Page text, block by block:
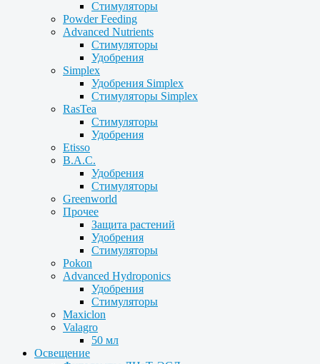
Стимуляторы
Powder Feeding
Advanced Nutrients
Стимуляторы
Удобрения
Simplex
Удобрения Simplex
Стимуляторы Simplex
RasTea
Стимуляторы
Удобрения
Etisso
B.A.C.
Удобрения
Стимуляторы
Greenworld
Прочее
Защита растений
Удобрения
Стимуляторы
Pokon
Advanced Hydroponics
Удобрения
Стимуляторы
Maxiclon
Valagro
50 мл
Освещение